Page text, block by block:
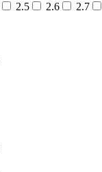
2.5 2.6 2.7